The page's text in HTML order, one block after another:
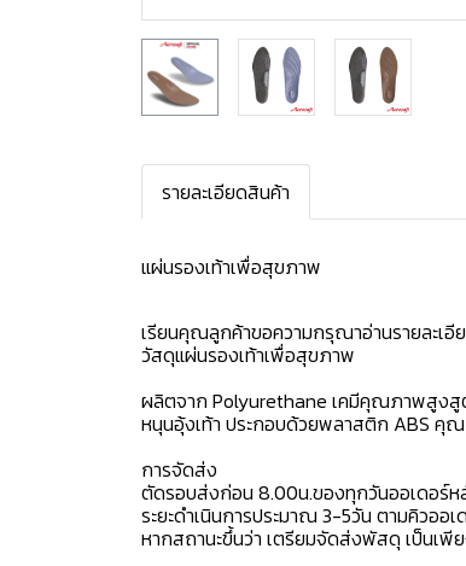
รายละเอียดสินค้า
แผ่นรองเท้าเพื่อสุขภาพ
เรียนคุณลูกค้าขอความกรุณาอ่านรายละเอี
วัสดุแผ่นรองเท้าเพื่อสุขภาพ
ผลิตจาก Polyurethane เคมีคุณภาพสูงสูต
หนุนอุ้งเท้า ประกอบด้วยพลาสติก ABS คุณ
การจัดส่ง
ตัดรอบส่งก่อน 8.00น.ของทุกวันออเดอร์ห
ระยะดำเนินการประมาณ 3-5วัน ตามคิวออ
หากสถานะขึ้นว่า เตรียมจัดส่งพัสดุ เป็นเพี